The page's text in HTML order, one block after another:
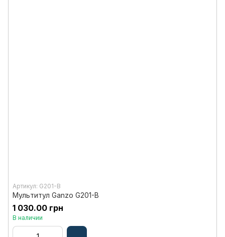
Артикул: G201-B
Мультитул Ganzo G201-B
1 030.00 грн
В наличии